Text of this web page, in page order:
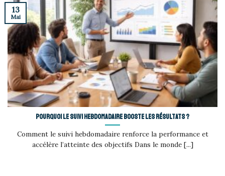
Pourquoi le suivi hebdomadaire booste les résultats ?
Comment le suivi hebdomadaire renforce la performance et
accélère l’atteinte des objectifs Dans le monde [...]
13
Mai